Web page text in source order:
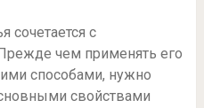
сочетается с
чем применять его
способами, нужно
свойствами